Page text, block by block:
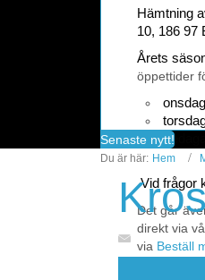
Hämtning
10, 186 97
Årets
öppettider
Vid frågor
Det går
direkt via
via Beställ
Senaste nytt!
Du är här: Hem